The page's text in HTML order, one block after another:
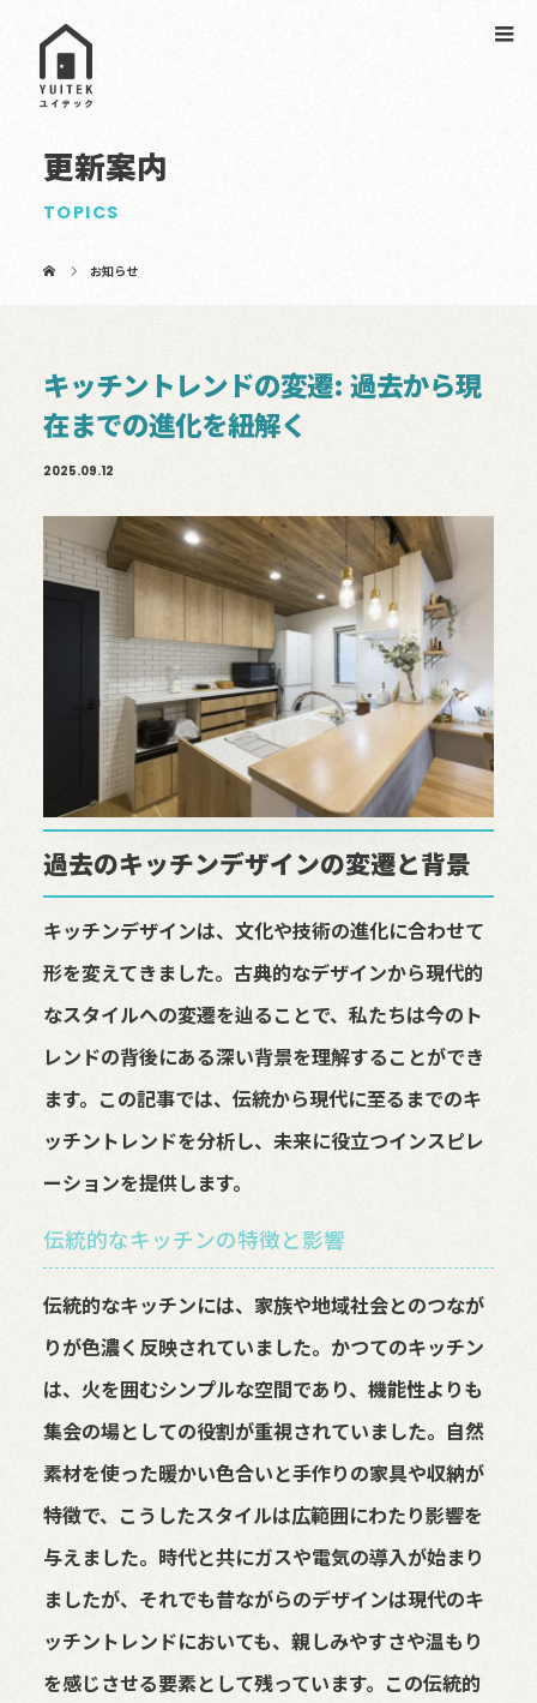
更新案内
TOPICS
お知らせ
キッチントレンドの変遷: 過去から現
在までの進化を紐解く
2025.09.12
過去のキッチンデザインの変遷と背景
キッチンデザインは、文化や技術の進化に合わせて
形を変えてきました。古典的なデザインから現代的
なスタイルへの変遷を辿ることで、私たちは今のト
レンドの背後にある深い背景を理解することができ
ます。この記事では、伝統から現代に至るまでのキ
ッチントレンドを分析し、未来に役立つインスピレ
ーションを提供します。
伝統的なキッチンの特徴と影響
伝統的なキッチンには、家族や地域社会とのつなが
りが色濃く反映されていました。かつてのキッチン
は、火を囲むシンプルな空間であり、機能性よりも
集会の場としての役割が重視されていました。自然
素材を使った暖かい色合いと手作りの家具や収納が
特徴で、こうしたスタイルは広範囲にわたり影響を
与えました。時代と共にガスや電気の導入が始まり
ましたが、それでも昔ながらのデザインは現代のキ
ッチントレンドにおいても、親しみやすさや温もり
を感じさせる要素として残っています。この伝統的